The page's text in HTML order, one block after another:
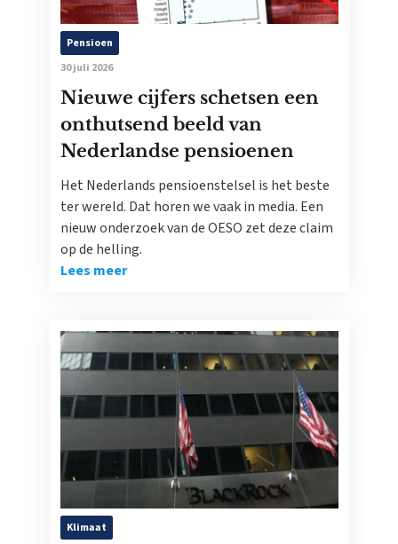
Pensioen
30 juli 2026
Nieuwe cijfers schetsen een
onthutsend beeld van
Nederlandse pensioenen
Het Nederlands pensioenstelsel is het beste
ter wereld. Dat horen we vaak in media. Een
nieuw onderzoek van de OESO zet deze claim
op de helling.
Lees meer
Klimaat